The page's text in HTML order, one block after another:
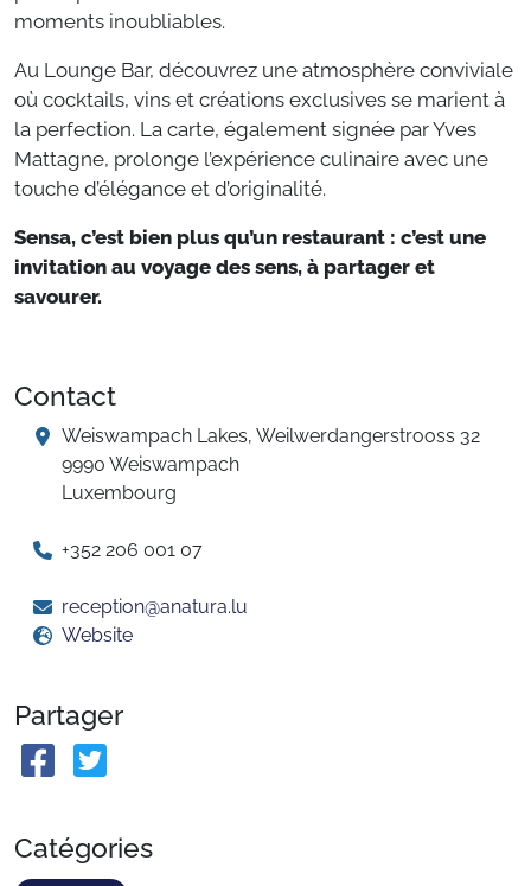
moments inoubliables.
Au Lounge Bar, découvrez une atmosphère conviviale
où cocktails, vins et créations exclusives se marient à
la perfection. La carte, également signée par Yves
Mattagne, prolonge l’expérience culinaire avec une
touche d’élégance et d’originalité.
Sensa, c’est bien plus qu’un restaurant : c’est une
invitation au voyage des sens, à partager et
savourer.
Contact
Weiswampach Lakes, Weilwerdangerstrooss 32
9990 Weiswampach
Luxembourg
+352 206 001 07
reception@anatura.lu
Website
Partager
Catégories